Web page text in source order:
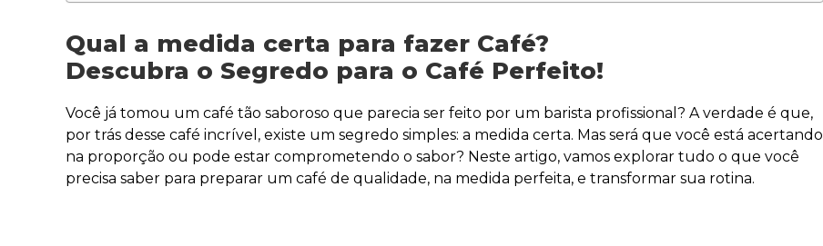
Qual a medida certa para fazer Café?
Descubra o Segredo para o Café Perfeito!
Você já tomou um café tão saboroso que parecia ser feito por um barista profissional? A verdade é que,
por trás desse café incrível, existe um segredo simples: a medida certa. Mas será que você está acertando
na proporção ou pode estar comprometendo o sabor? Neste artigo, vamos explorar tudo o que você
precisa saber para preparar um café de qualidade, na medida perfeita, e transformar sua rotina.